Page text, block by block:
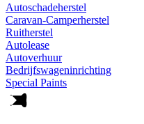
Autoschadeherstel
Caravan-Camperherstel
Ruitherstel
Autolease
Autoverhuur
Bedrijfswageninrichting
Special Paints